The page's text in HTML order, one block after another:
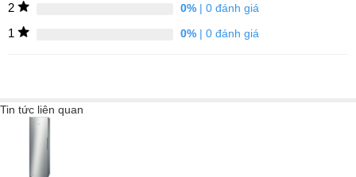
2 0%| 0 đánh giá
1 0%| 0 đánh giá
Tin tức liên quan